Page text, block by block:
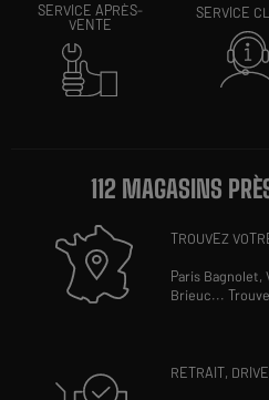
SERVICE APRÈS-
VENTE
SERVICE
112 MAGASINS
TROUVEZ
Paris Bagnolet,
Brieuc...
RETRAIT,